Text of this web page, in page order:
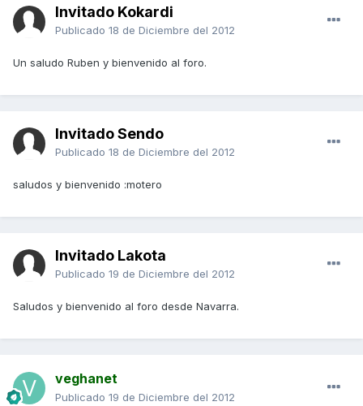
Invitado Kokardi
Publicado 18 de Diciembre del 2012
Un saludo Ruben y bienvenido al foro.
Invitado Sendo
Publicado 18 de Diciembre del 2012
saludos y bienvenido :motero
Invitado Lakota
Publicado 19 de Diciembre del 2012
Saludos y bienvenido al foro desde Navarra.
veghanet
Publicado 19 de Diciembre del 2012